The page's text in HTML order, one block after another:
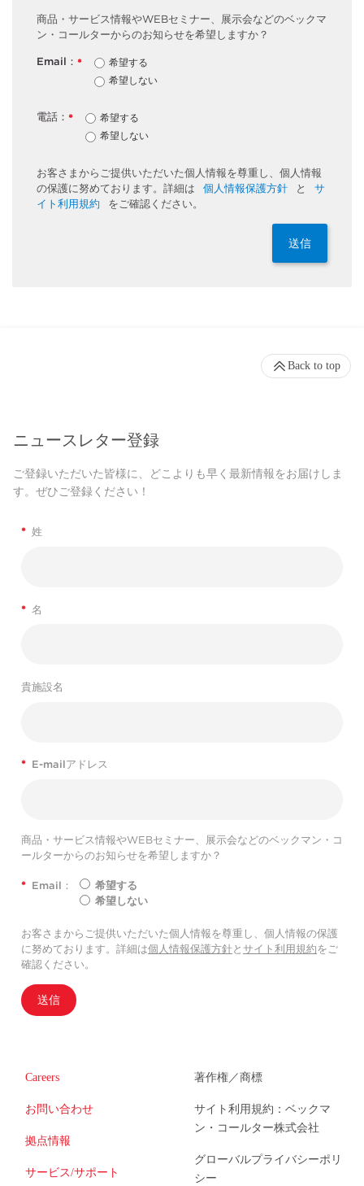
商品・サービス情報やWEBセミナー、展示会などのベックマ
ン・コールターからのお知らせを希望しますか？
*
Email：
希望する
希望しない
*
電話：
希望する
希望しない
お客さまからご提供いただいた個人情報を尊重し、個人情報
の保護に努めております。詳細は
個人情報保護方針 と
サ
イト利用規約
をご確認ください。
送信
ニュースレター登録
ご登録いただいた皆様に、どこよりも早く最新情報をお届けしま
す。ぜひご登録ください！
* 姓
* 名
貴施設名
* E-mailアドレス
商品・サービス情報やWEBセミナー、展示会などのベックマン・コ
ールターからのお知らせを希望しますか？
* Email：
希望する
希望しない
お客さまからご提供いただいた個人情報を尊重し、個人情報の保護
に努めております。詳細は個人情報保護方針と サイト利用規約をご
確認ください。
送信
Careers
お問い合わせ
拠点情報
サービス/サポート
著作権／商標
サイト利用規約：ベックマ
ン・コールター株式会社
グローバルプライバシーポリ
シー
Back to top